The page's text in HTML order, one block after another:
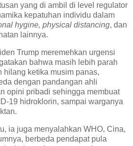
yang di ambil di level regulator
kepatuhan individu dalam
hygine, physical distancing, dan
lainnya.
Trump meremehkan urgensi
bahwa masih lebih parah
hilang ketika musim panas,
dengan pandangan ahli
opini pribadi sehingga membuat
19 hidroklorin, sampai warganya
ia juga menyalahkan WHO, Cina,
berbeda pendapat pula